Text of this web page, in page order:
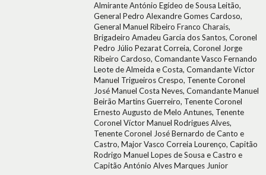
Almirante António Egídeo de Sousa Leitão,
General Pedro Alexandre Gomes Cardoso,
General Manuel Ribeiro Franco Charais,
Brigadeiro Amadeu Garcia dos Santos, Coronel
Pedro Júlio Pezarat Correia, Coronel Jorge
Ribeiro Cardoso, Comandante Vasco Fernando
Leote de Almeida e Costa, Comandante Víctor
Manuel Trigueiros Crespo, Tenente Coronel
José Manuel Costa Neves, Comandante Manuel
Beirão Martins Guerreiro, Tenente Coronel
Ernesto Augusto de Melo Antunes, Tenente
Coronel Víctor Manuel Rodrigues Alves,
Tenente Coronel José Bernardo de Canto e
Castro, Major Vasco Correia Lourenço, Capitão
Rodrigo Manuel Lopes de Sousa e Castro e
Capitão António Alves Marques Junior